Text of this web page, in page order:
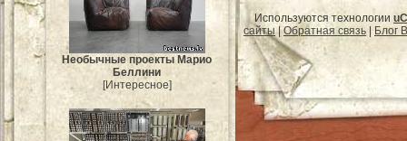
Необычные проекты Марио
Беллини
[Интересное]
Используются технологии
сайты|Обратная связь Блог